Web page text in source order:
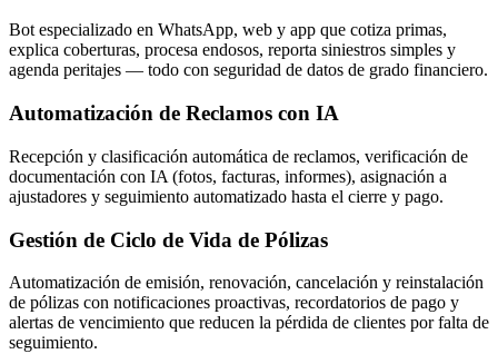
Bot especializado en WhatsApp, web y app que cotiza primas,
explica coberturas, procesa endosos, reporta siniestros simples y
agenda peritajes — todo con seguridad de datos de grado financiero.
Automatización de Reclamos con IA
Recepción y clasificación automática de reclamos, verificación de
documentación con IA (fotos, facturas, informes), asignación a
ajustadores y seguimiento automatizado hasta el cierre y pago.
Gestión de Ciclo de Vida de Pólizas
Automatización de emisión, renovación, cancelación y reinstalación
de pólizas con notificaciones proactivas, recordatorios de pago y
alertas de vencimiento que reducen la pérdida de clientes por falta de
seguimiento.